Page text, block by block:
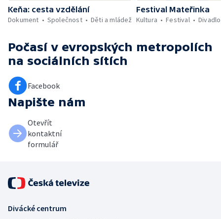
Keňa: cesta vzdělání
Dokument
Společnost Děti a mládež
Festival Mateřinka
Kultura
Festival Divadlo
Počasí v evropských metropolích
na sociálních sítích
Facebook
Napište nám
Otevřít
kontaktní
formulář
Divácké centrum